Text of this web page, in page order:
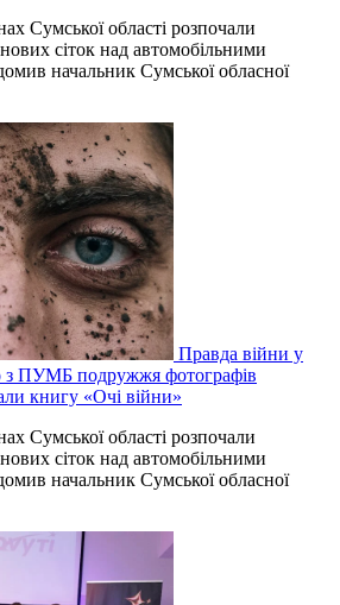
Сумської області розпочали
сіток над автомобільними
начальник Сумської обласної
Правда війни у
з ПУМБ подружжя фотографів
книгу «Очі війни»
Сумської області розпочали
сіток над автомобільними
начальник Сумської обласної